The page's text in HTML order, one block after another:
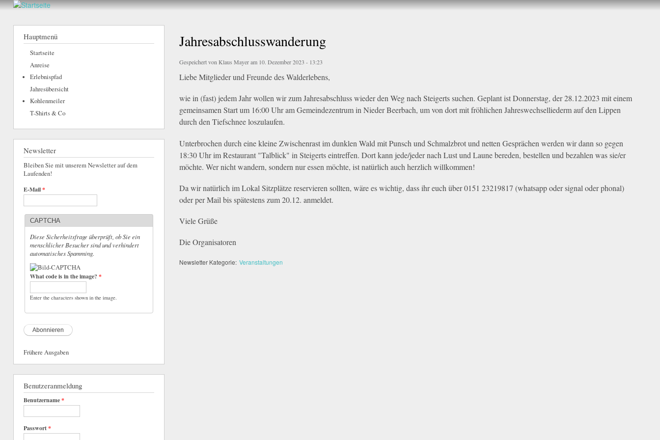
Direkt
Frankenstein
e.V.
hier
Jahresabschlusswanderung
Gespeichert von Klaus Mayeram 10. Dezember 2023 - 13:23
Liebe Mitglieder und Freunde des Walderlebens,
wie in (fast) jedem Jahr wollen wir zum Jahresabschluss wieder den Weg nach Steigerts suchen. Geplant ist Donnerstag, der 28.12.2023 mit einem
gemeinsamen Start um 16:00 Uhr am Gemeindezentrum in Nieder Beerbach, um von dort mit fröhlichen Jahreswechselliederm auf den Lippen
durch den Tiefschnee loszulaufen.
Unterbrochen durch eine kleine Zwischenrast im dunklen Wald mit Punsch und Schmalzbrot und netten Gesprächen werden wir dann so gegen
18:30 Uhr im Restaurant "Talblick" in Steigerts eintreffen. Dort kann jede/jeder nach Lust und Laune bereden, bestellen und bezahlen was sie/er
möchte. Wer nicht wandern, sondern nur essen möchte, ist natürlich auch herzlich willkommen!
Da wir natürlich im Lokal Sitzplätze reservieren sollten, wäre es wichtig, dass ihr euch über 0151 23219817 (whatsapp oder signal oder phonal)
oder per Mail bis spätestens zum 20.12. anmeldet.
Viele Grüße
Die Organisatoren
Newsletter Kategorie: Veranstaltungen
Hauptmenü
Startseite
Anreise
Erlebnispfad
Jahresübersicht
Kohlenmeiler
T-Shirts & Co
Newsletter
Bleiben Sie mit unserem Newsletter auf dem
Laufenden!
E-Mail*
CAPTCHA
Diese Sicherheitsfrage überprüft, ob Sie ein
menschlicher Besucher sind und verhindert
automatisches Spamming.
What code is in the image?*
Enter the characters shown in the image.
Frühere Ausgaben
Benutzeranmeldung
Benutzername*
Passwort*